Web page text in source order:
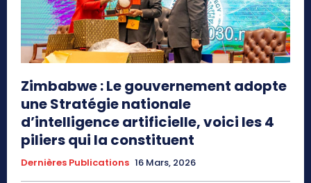
Zimbabwe : Le gouvernement adopte
une Stratégie nationale
d’intelligence artificielle, voici les 4
piliers qui la constituent
Dernières Publications 16 Mars, 2026